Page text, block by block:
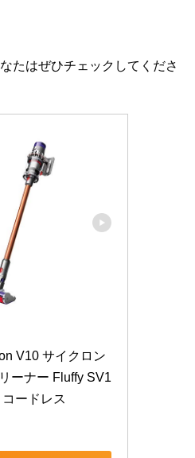
たはぜひチェックしてくださ
V10 サイクロン
ーナー Fluffy SV1
ードレス